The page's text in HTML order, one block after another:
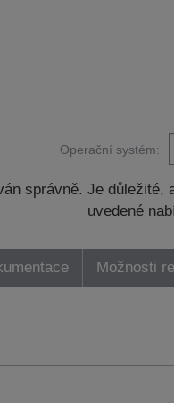
Operační systém:
správně. Je
uvedené
Možnosti